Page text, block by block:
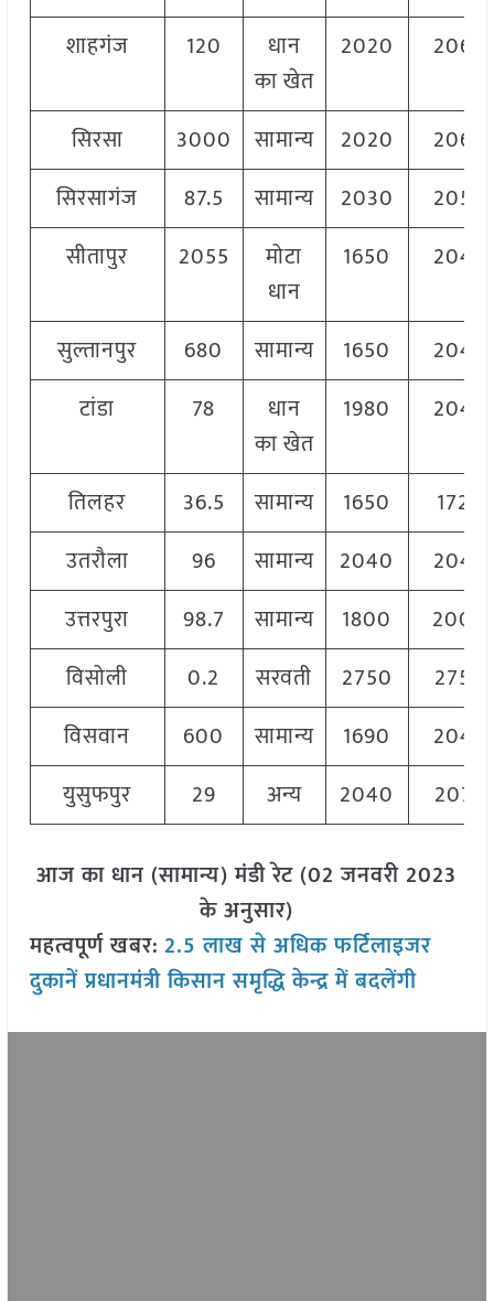
शाहगंज 120
धान
का खेत
2020 2060
सिरसा 3000 सामान्य 2020
2060
सिरसागंज
87.5 सामान्य 2030
2050
सीतापुर
2055
मोटा
धान
1650 2040
सुल्तानपुर 680 सामान्य 1650
2040
टांडा
78
धान
का खेत
1980 2040
तिलहर 36.5 सामान्य 1650
1720
उतरौला
96 सामान्य 2040
2040
उत्तरपुरा
98.7 सामान्य 1800
2000
विसोली
0.2 सरवती 2750
2750
विसवान
600 सामान्य 1690
2040
युसुफपुर
29 अन्य 2040 2070
आज का धान (सामान्य) मंडी रेट (02 जनवरी 2023
के अनुसार)
महत्वपूर्ण खबर: 2.5 लाख से अधिक फर्टिलाइजर
दुकानें प्रधानमंत्री किसान समृद्धि केन्द्र में बदलेंगी